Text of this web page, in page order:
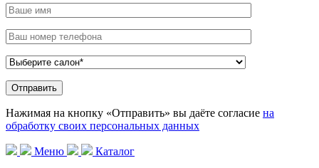
Нажимая на кнопку «Отправить» вы даёте согласие на
обработку своих персональных данных
Меню
Каталог